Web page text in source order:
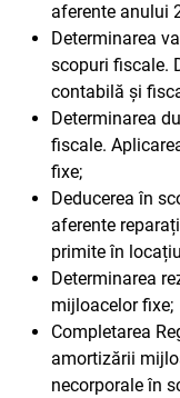
aferente anului
Determinarea
scopuri fiscale.
contabilă și
Determinarea
fiscale.
fixe;
Deducerea în
aferente
primite în
Determinarea
mijloacelor fixe;
Completarea
amortizării
necorporale în